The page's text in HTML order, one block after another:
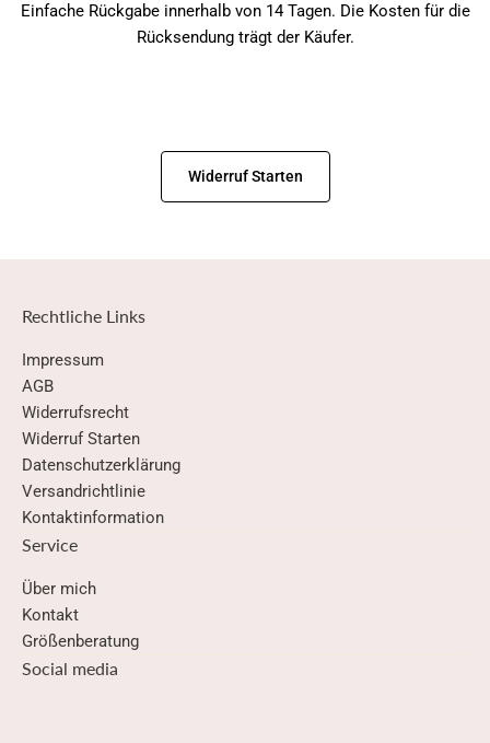
Einfache Rückgabe innerhalb von 14 Tagen. Die Kosten für die
Rücksendung trägt der Käufer.
Widerruf Starten
Rechtliche Links
Impressum
AGB
Widerrufsrecht
Widerruf Starten
Datenschutzerklärung
Versandrichtlinie
Kontaktinformation
Service
Über mich
Kontakt
Größenberatung
Social media